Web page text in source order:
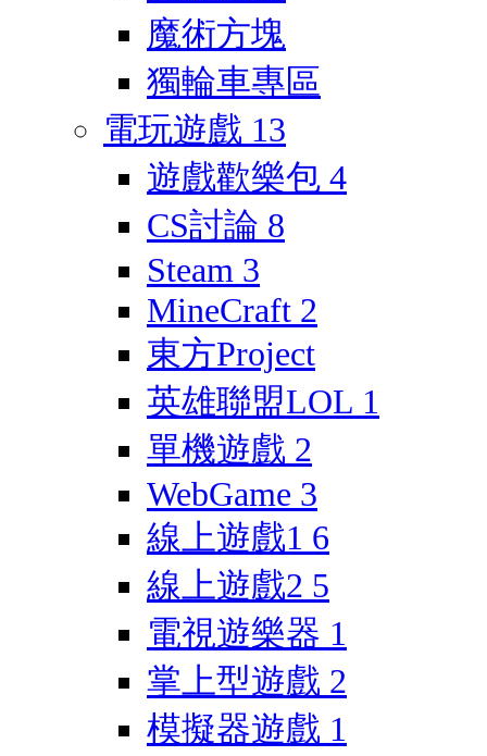
魔術方塊
獨輪車專區
電玩遊戲 13
遊戲歡樂包 4
CS討論 8
Steam 3
MineCraft 2
東方Project
英雄聯盟LOL 1
單機遊戲 2
WebGame 3
線上遊戲1 6
線上遊戲2 5
電視遊樂器 1
掌上型遊戲 2
模擬器遊戲 1